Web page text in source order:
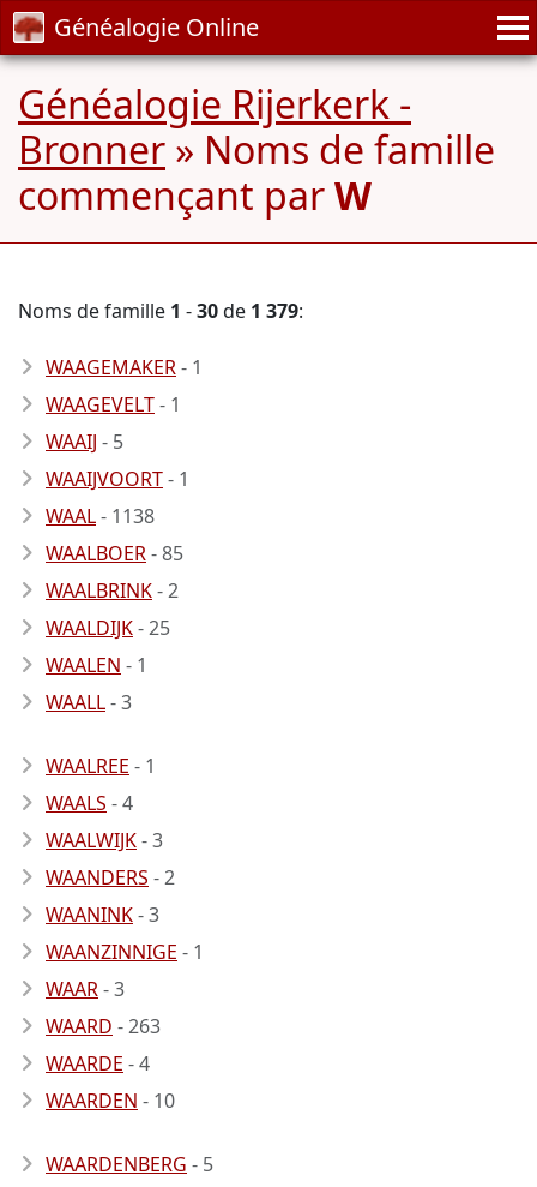
Généalogie Online
Généalogie Rijerkerk -
Bronner » Noms de famille
commençant parW
Noms de famille 1 -30de 1 379:
WAAGEMAKER- 1
WAAGEVELT- 1
WAAIJ - 5
WAAIJVOORT- 1
WAAL- 1138
WAALBOER- 85
WAALBRINK- 2
WAALDIJK- 25
WAALEN - 1
WAALL- 3
WAALREE - 1
WAALS - 4
WAALWIJK- 3
WAANDERS - 2
WAANINK- 3
WAANZINNIGE - 1
WAAR- 3
WAARD - 263
WAARDE - 4
WAARDEN - 10
WAARDENBERG - 5